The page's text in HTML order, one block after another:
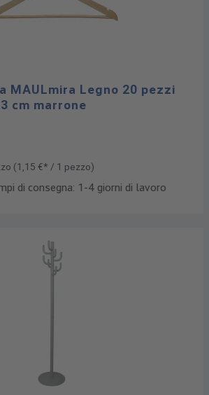
MAULmira Legno 20 pezzi
cm marrone
(1,15 €* / 1 pezzo)
di consegna: 1-4 giorni di lavoro